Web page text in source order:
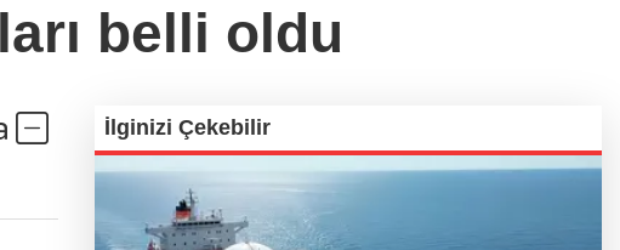
belli oldu
İlginizi Çekebilir